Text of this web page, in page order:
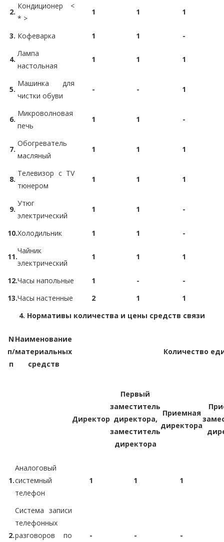
2.
Кондиционер <
* >
1 1 1
3. Кофеварка 1 1 -
4.
Лампа
настольная
1 1 1
5.
Машинка для
чистки обуви
- - 1
6.
Микроволновая
печь
1 1 -
7.
Обогреватель
масляный
1 1 1
8.
Телевизор с TV
тюнером
1 1 1
9.
Утюг
электрический
1 1 -
10.Холодильник 1 1 -
11.
Чайник
электрический
1 1 1
12.Часы напольные 1 -
-
13.Часы настенные 2 1
1
4. Нормативы количества и цены средств связи
N
п/
п
Наименование
материальных
средств
Количество
Директор
Первый
заместитель
директора,
заместитель
директора
Приемная
директора
1.
Аналоговый
системный
телефон
1 1 1
2.
Система записи
телефонных
разговоров по
- - -